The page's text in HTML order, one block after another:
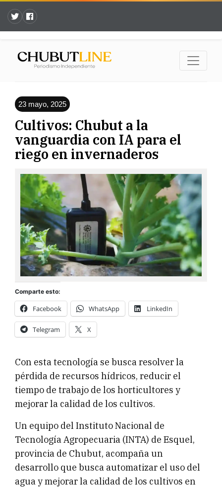
23 mayo, 2025
Cultivos: Chubut a la
vanguardia con IA para el
riego en invernaderos
Comparte esto:
Facebook WhatsApp LinkedIn
Telegram X
Con esta tecnología se busca resolver la
pérdida de recursos hídricos, reducir el
tiempo de trabajo de los horticultores y
mejorar la calidad de los cultivos.
Un equipo del Instituto Nacional de
Tecnología Agropecuaria (INTA) de Esquel,
provincia de Chubut, acompaña un
desarrollo que busca automatizar el uso del
agua y mejorar la calidad de los cultivos en